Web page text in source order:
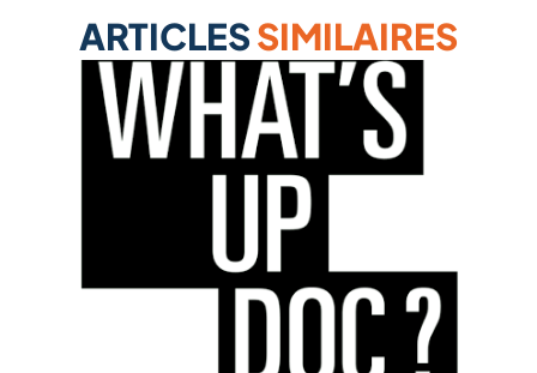
ARTICLESSIMILAIRES